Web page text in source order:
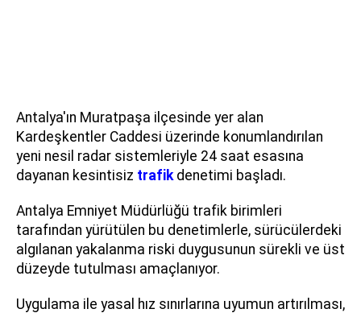
Antalya'ın Muratpaşa ilçesinde yer alan
Kardeşkentler Caddesi üzerinde konumlandırılan
yeni nesil radar sistemleriyle 24 saat esasına
dayanan kesintisiz trafik denetimi başladı.
Antalya Emniyet Müdürlüğü trafik birimleri
tarafından yürütülen bu denetimlerle, sürücülerdeki
algılanan yakalanma riski duygusunun sürekli ve üst
düzeyde tutulması amaçlanıyor.
Uygulama ile yasal hız sınırlarına uyumun artırılması,